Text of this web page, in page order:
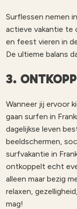
Surflessen nemen
actieve vakantie te
en feest vieren in
De ultieme balans
3.
Wanneer jij ervoor
gaan surfen in
dagelijkse leven
beeldschermen,
surfvakantie in
ontkoppelt echt
alleen maar bezig
relaxen,
mag!